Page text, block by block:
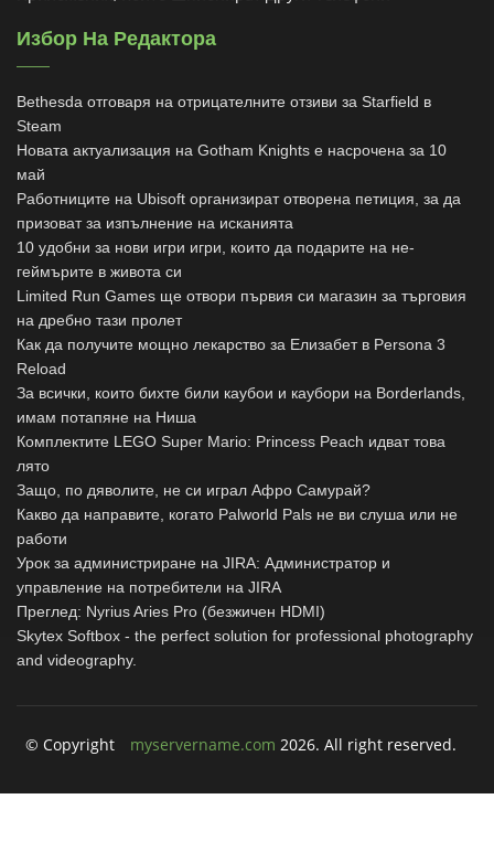
Избор На Редактора
Bethesda отговаря на отрицателните отзиви за Starfield в
Steam
Новата актуализация на Gotham Knights е насрочена за 10
май
Работниците на Ubisoft организират отворена петиция, за да
призоват за изпълнение на исканията
10 удобни за нови игри игри, които да подарите на не-
геймърите в живота си
Limited Run Games ще отвори първия си магазин за търговия
на дребно тази пролет
Как да получите мощно лекарство за Елизабет в Persona 3
Reload
За всички, които бихте били каубои и каубори на Borderlands,
имам потапяне на Ниша
Комплектите LEGO Super Mario: Princess Peach идват това
лято
Защо, по дяволите, не си играл Афро Самурай?
Какво да направите, когато Palworld Pals не ви слуша или не
работи
Урок за администриране на JIRA: Администратор и
управление на потребители на JIRA
Преглед: Nyrius Aries Pro (безжичен HDMI)
Skytex Softbox - the perfect solution for professional photography
and videography.
© Copyright myservername.com 2026. All right reserved.